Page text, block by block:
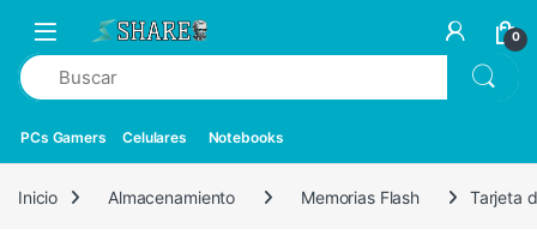
0
PCs Gamers Celulares Notebooks
Inicio Almacenamiento Memorias Flash Tarjeta